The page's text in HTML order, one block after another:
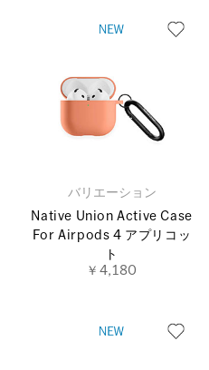
バリエーション
Native Union Active Case
For Airpods 4 アプリコッ
ト
￥4,180